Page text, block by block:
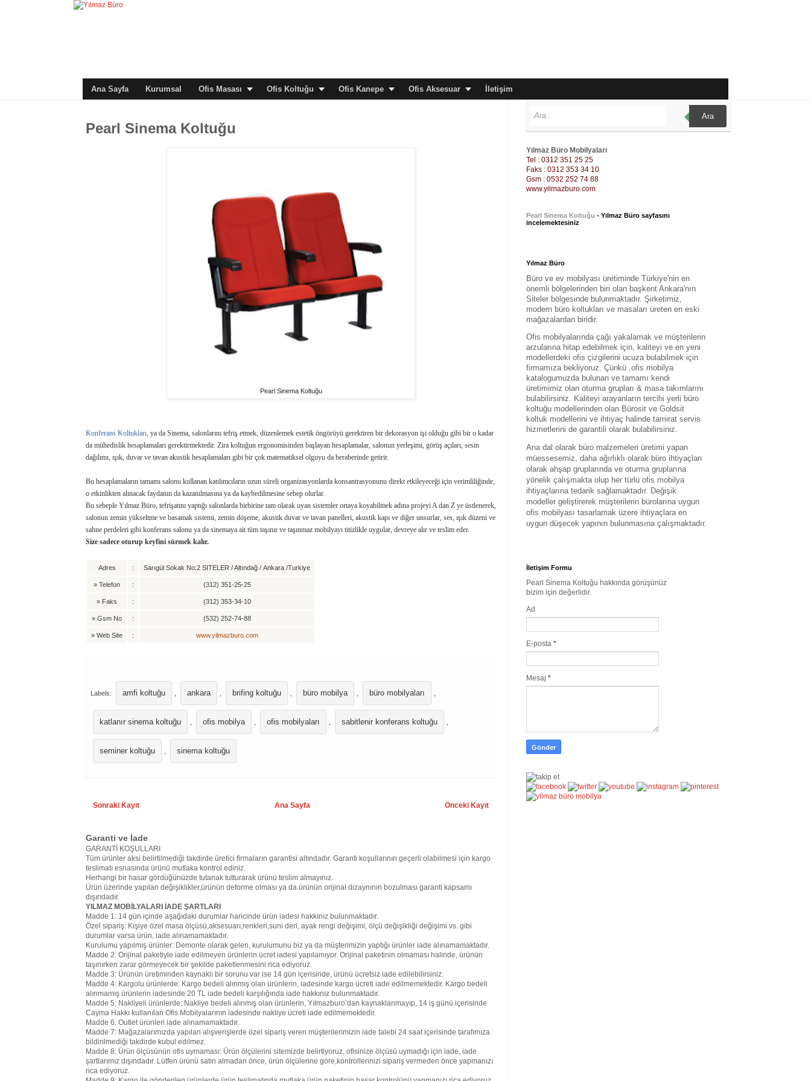
Ana Sayfa Kurumsal Ofis Masası Ofis Koltuğu Ofis Kanepe Ofis Aksesuar İletişim
Pearl Sinema Koltuğu
Pearl Sinema Koltuğu
Konferans Koltukları, ya da Sinema salonlarını tefriş etmek, düzenlemek estetik öngörüyü gerektiren bir dekorasyon işi olduğu gibi bir o kadar
da mühedislik hesaplamaları gerektirmektedir. Zira koltuğun ergonomisinden başlayan hesaplamalar, salonun yerleşimi, görüş açıları, sesin
dağılımı, ışık, duvar ve tavan akustik hesaplamaları gibi bir çok matematiksel olguyu da beraberinde getirir.
Bu hesaplamaların tamamı salonu kullanan katılımcıların uzun süreli organizasyonlarda konsantrasyonunu direkt etkileyeceği için verimliliğinde,
o etkinlikten alınacak faydanın da kazanılmasına ya da kaybedilmesine sebep olurlar.
Bu sebeple Yılmaz Büro, tefrişatını yaptığı salonlarda birbirine tam olarak uyan sistemler ortaya koyabilmek adına projeyi A dan Z ye üstlenerek,
salonun zemin yükseltme ve basamak sistemi, zemin döşeme, akustik duvar ve tavan panelleri, akustik kapı ve diğer unsurlar, ses, ışık düzeni ve
sahne perdeleri gibi konferans salonu ya da sinemaya ait tüm taşınır ve taşınmaz mobilyayı titizlikle uygular, devreye alır ve teslim eder.
Size sadece oturup keyfini sürmek kalır.
Adres : Sarıgül Sokak No:2 SITELER / Altındağ / Ankara /Turkiye
» Telefon : (312) 351-25-25
» Faks : (312) 353-34-10
» Gsm No : (532) 252-74-88
» Web Site : www.yilmazburo.com
Labels: amfi koltuğu ankara brifing koltuğu büro mobilya büro mobilyaları
katlanır sinema koltuğu ofis mobilya ofis mobilyaları sabitlenir konferans koltuğu
seminer koltuğu sinema koltuğu
Sonraki Kayıt Önceki Kayıt
Ana Sayfa
Garanti ve İade
GARANTİ KOŞULLARI
Tüm ürünler aksi belirtilmediği takdirde üretici firmaların garantisi altındadır. Garanti koşullarının geçerli olabilmesi için kargo
teslimatı esnasında ürünü mutlaka kontrol ediniz.
Herhangi bir hasar gördüğünüzde tutanak tutturarak ürünü teslim almayınız.
Ürün üzerinde yapılan değişiklikler,ürünün deforme olması ya da ürünün orijinal dizaynının bozulması garanti kapsamı
dışındadır.
YILMAZ MOBİLYALARI İADE ŞARTLARI
Madde 1: 14 gün içinde aşağıdaki durumlar haricinde ürün iadesi hakkınız bulunmaktadır.
Özel sipariş: Kişiye özel masa ölçüsü,aksesuarı,renkleri,suni deri, ayak rengi değişimi, ölçü değişikliği değişimi vs. gibi
durumlar varsa ürün, iade alınamamaktadır.
Kurulumu yapılmış ürünler: Demonte olarak gelen, kurulumunu biz ya da müşterimizin yaptığı ürünler iade alınamamaktadır.
Madde 2: Orijinal paketiyle iade edilmeyen ürünlerin ücret iadesi yapılamıyor. Orijinal paketinin olmaması halinde, ürünün
taşınırken zarar görmeyecek bir şekilde paketlenmesini rica ediyoruz.
Madde 3: Ürünün üretiminden kaynaklı bir sorunu var ise 14 gün içerisinde, ürünü ücretsiz iade edilebilirsiniz.
Madde 4: Kargolu ürünlerde: Kargo bedeli alınmış olan ürünlerin, iadesinde kargo ücreti iade edilmemektedir. Kargo bedeli
alınmamış ürünlerin iadesinde 20 TL iade bedeli karşılığında iade hakkınız bulunmaktadır.
Madde 5: Nakliyeli ürünlerde: Nakliye bedeli alınmış olan ürünlerin, Yılmazburo’dan kaynaklanmayıp, 14 iş günü içerisinde
Cayma Hakkı kullanılan Ofis Mobilyalarının iadesinde nakliye ücreti iade edilmemektedir.
Madde 6: Outlet ürünleri iade alınamamaktadır.
Madde 7: Mağazalarımızda yapılan alışverişlerde özel sipariş veren müşterilerimizin iade talebi 24 saat içerisinde tarafımıza
bildirilmediği takdirde kubul edilmez.
Madde 8: Ürün ölçüsünün ofis uymaması: Ürün ölçülerini sitemizde belirtiyoruz, ofisinize ölçüsü uymadığı için iade, iade
şartlarımız dışındadır. Lütfen ürünü satın almadan önce, ürün ölçülerine göre,kontrollerinizi sipariş vermeden önce yapmanızı
rica ediyoruz.
Ara
Yılmaz Büro Mobilyaları
Tel : 0312 351 25 25
Faks : 0312 353 34 10
Gsm : 0532 252 74 88
www.yilmazburo.com
Pearl Sinema Koltuğu - Yılmaz Büro sayfasını
incelemektesiniz
Yılmaz Büro
Büro ve ev mobilyası üretiminde Türkiye'nin en
önemli bölgelerinden biri olan başkent Ankara'nın
Siteler bölgesinde bulunmaktadır. Şirketimiz,
modern büro koltukları ve masaları üreten en eski
mağazalardan biridir.
Ofis mobilyalarında çağı yakalamak ve müşterilerin
arzularına hitap edebilmek için, kaliteyi ve en yeni
modellerdeki ofis çizgilerini ucuza bulabilmek için
firmamıza bekliyoruz. Çünkü ,ofis mobilya
katalogumuzda bulunan ve tamamı kendi
üretimimiz olan oturma grupları & masa takımlarını
bulabilirsiniz. Kaliteyi arayanların tercihi yerli büro
koltuğu modellerinden olan Bürosit ve Goldsit
koltuk modellerini ve ihtiyaç halinde tamirat servis
hizmetlerini de garantili olarak bulabilirsiniz.
Ana dal olarak büro malzemeleri üretimi yapan
müessesemiz, daha ağırlıklı olarak büro ihtiyaçları
olarak ahşap gruplarında ve oturma gruplarına
yönelik çalışmakta olup her türlü ofis mobilya
ihtiyaçlarına tedarik sağlamaktadır. Değişik
modeller geliştirerek müşterilerin bürolarına uygun
ofis mobilyası tasarlamak üzere ihtiyaçlara en
uygun düşecek yapının bulunmasına çalışmaktadır.
İletişim Formu
Pearl Sinema Koltuğu hakkında görüşünüz
bizim için değerlidir.
Ad
E-posta *
Mesaj *